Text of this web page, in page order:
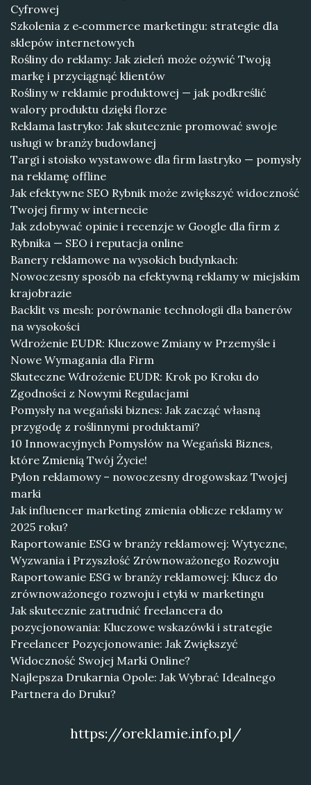
Cyfrowej
Szkolenia z e‑commerce marketingu: strategie dla
sklepów internetowych
Rośliny do reklamy: Jak zieleń może ożywić Twoją
markę i przyciągnąć klientów
Rośliny w reklamie produktowej — jak podkreślić
walory produktu dzięki florze
Reklama lastryko: Jak skutecznie promować swoje
usługi w branży budowlanej
Targi i stoisko wystawowe dla firm lastryko — pomysły
na reklamę offline
Jak efektywne SEO Rybnik może zwiększyć widoczność
Twojej firmy w internecie
Jak zdobywać opinie i recenzje w Google dla firm z
Rybnika — SEO i reputacja online
Banery reklamowe na wysokich budynkach:
Nowoczesny sposób na efektywną reklamy w miejskim
krajobrazie
Backlit vs mesh: porównanie technologii dla banerów
na wysokości
Wdrożenie EUDR: Kluczowe Zmiany w Przemyśle i
Nowe Wymagania dla Firm
Skuteczne Wdrożenie EUDR: Krok po Kroku do
Zgodności z Nowymi Regulacjami
Pomysły na wegański biznes: Jak zacząć własną
przygodę z roślinnymi produktami?
10 Innowacyjnych Pomysłów na Wegański Biznes,
które Zmienią Twój Życie!
Pylon reklamowy – nowoczesny drogowskaz Twojej
marki
Jak influencer marketing zmienia oblicze reklamy w
2025 roku?
Raportowanie ESG w branży reklamowej: Wytyczne,
Wyzwania i Przyszłość Zrównoważonego Rozwoju
Raportowanie ESG w branży reklamowej: Klucz do
zrównoważonego rozwoju i etyki w marketingu
Jak skutecznie zatrudnić freelancera do
pozycjonowania: Kluczowe wskazówki i strategie
Freelancer Pozycjonowanie: Jak Zwiększyć
Widoczność Swojej Marki Online?
Najlepsza Drukarnia Opole: Jak Wybrać Idealnego
Partnera do Druku?
https://oreklamie.info.pl/